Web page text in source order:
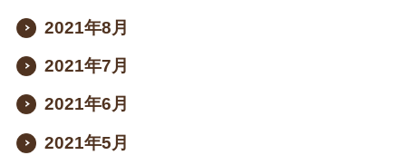
2021年8月
2021年7月
2021年6月
2021年5月